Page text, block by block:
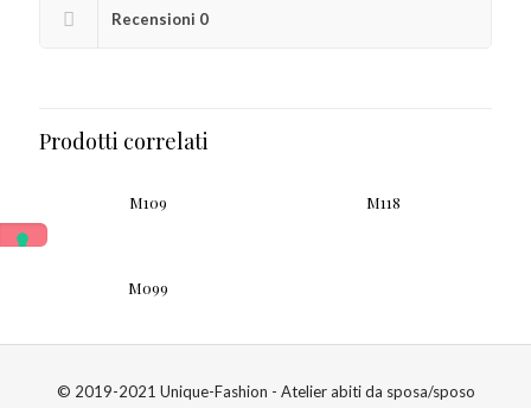
Recensioni 0
Prodotti correlati
M109 M118
M099
© 2019-2021 Unique-Fashion - Atelier abiti da sposa/sposo